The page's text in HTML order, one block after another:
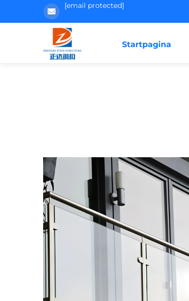
[email protected]
Startpagina